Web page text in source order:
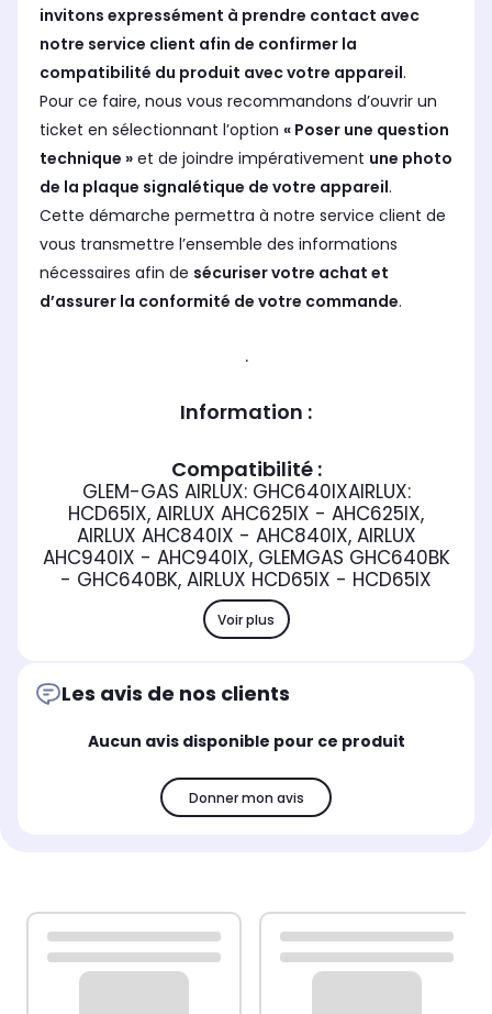
invitons expressément à prendre contact avec
notre service client afin de confirmer la
compatibilité du produit avec votre appareil.
Pour ce faire, nous vous recommandons d’ouvrir un
ticket en sélectionnant l’option « Poser une question
technique » et de joindre impérativement une photo
de la plaque signalétique de votre appareil.
Cette démarche permettra à notre service client de
vous transmettre l’ensemble des informations
nécessaires afin de sécuriser votre achat et
d’assurer la conformité de votre commande.
.
Information :
Compatibilité :
GLEM-GAS AIRLUX: GHC640IXAIRLUX:
HCD65IX, AIRLUX AHC625IX - AHC625IX,
AIRLUX AHC840IX - AHC840IX, AIRLUX
AHC940IX - AHC940IX, GLEMGAS GHC640BK
- GHC640BK, AIRLUX HCD65IX - HCD65IX
Voir plus
Les avis de nos clients
Aucun avis disponible pour ce produit
Donner mon avis